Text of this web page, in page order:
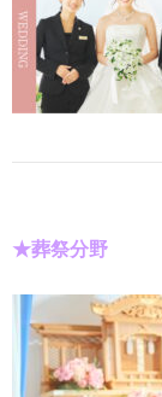
★葬祭分野